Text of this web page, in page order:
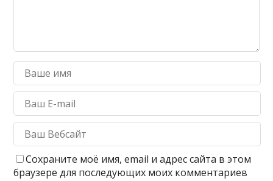
Сохраните моё имя, email и адрес сайта в этом
браузере для последующих моих комментариев